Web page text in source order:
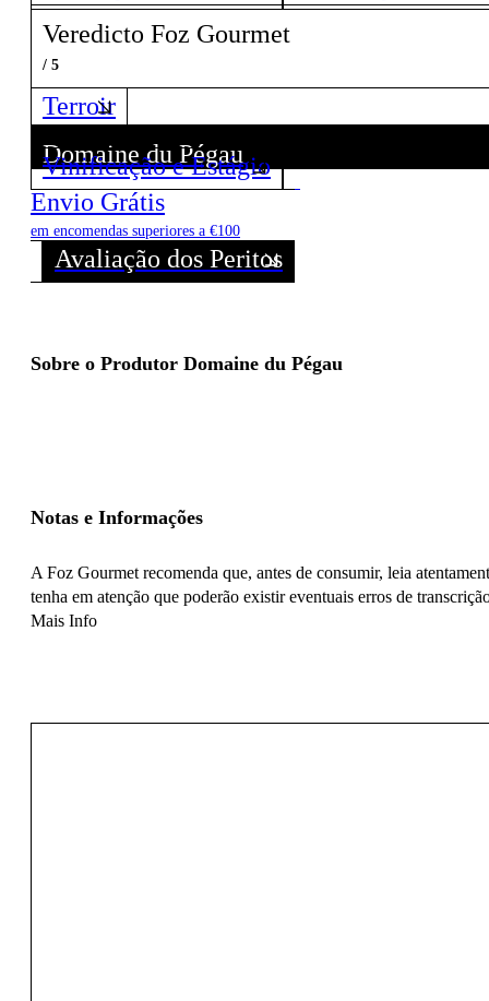
Veredicto Foz Gourmet
/ 5
Terroir
Domaine du Pégau
Descubra todos os Vinhos deste Produtor!
Vinificação e Estágio
Envio Grátis
em encomendas superiores a €100
Avaliação dos Peritos
Sobre o Produtor Domaine du Pégau
Notas e Informações
A Foz Gourmet recomenda que, antes de consumir, leia
tenha em atenção que poderão existir eventuais erros de
Mais Info